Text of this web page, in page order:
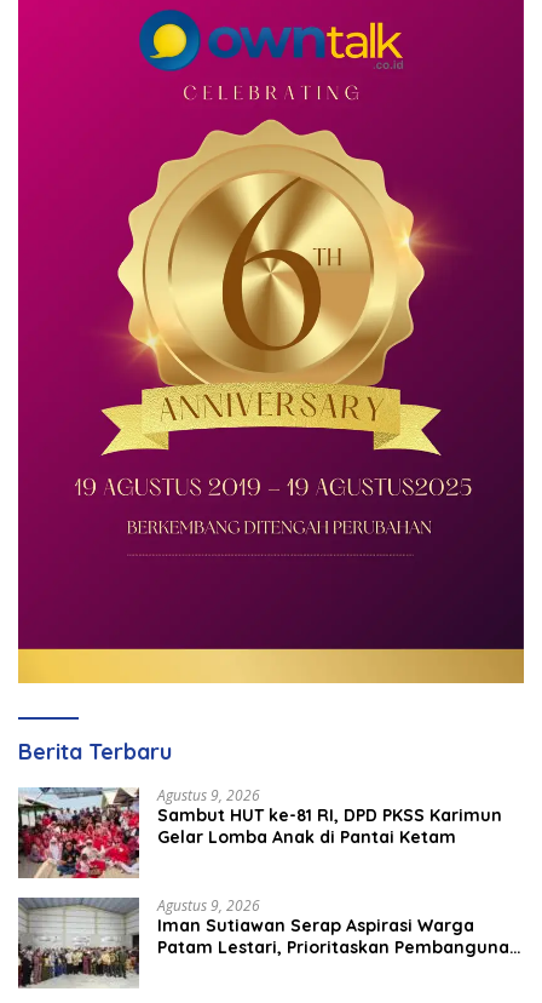
Berita Terbaru
Agustus 9, 2026
Sambut HUT ke-81 RI, DPD PKSS Karimun
Gelar Lomba Anak di Pantai Ketam
Agustus 9, 2026
Iman Sutiawan Serap Aspirasi Warga
Patam Lestari, Prioritaskan Pembangunan